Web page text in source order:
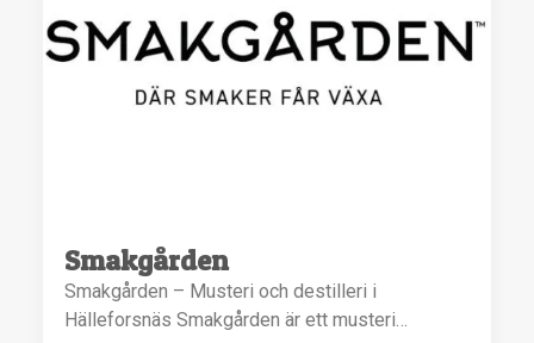
Smakgården
Smakgården – Musteri och destilleri i
Hälleforsnäs Smakgården är ett musteri…